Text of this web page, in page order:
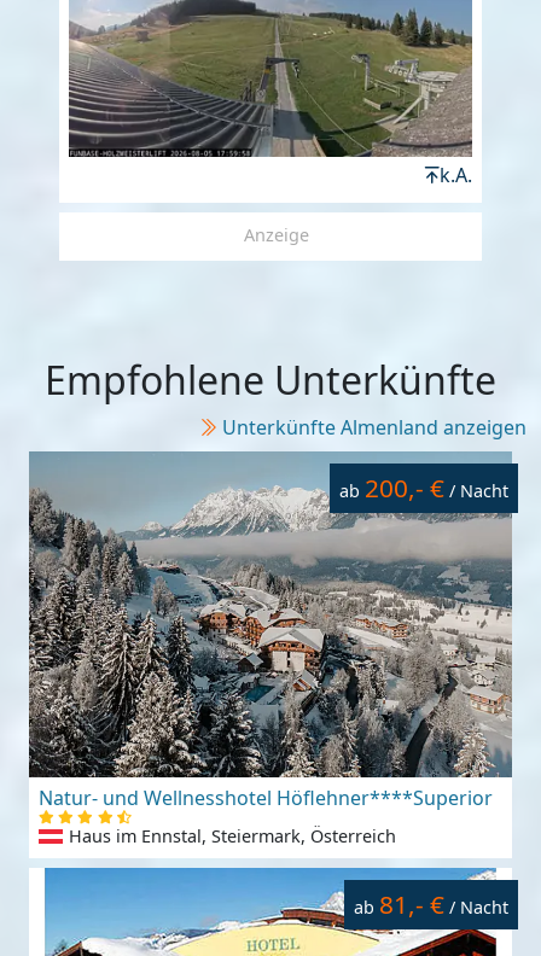
k.A.
Anzeige
Empfohlene Unterkünfte
Unterkünfte Almenland anzeigen
ab 200,- € / Nacht
Natur- und Wellnesshotel Höflehner****Superior
Haus im Ennstal, Steiermark, Österreich
ab 81,- € / Nacht